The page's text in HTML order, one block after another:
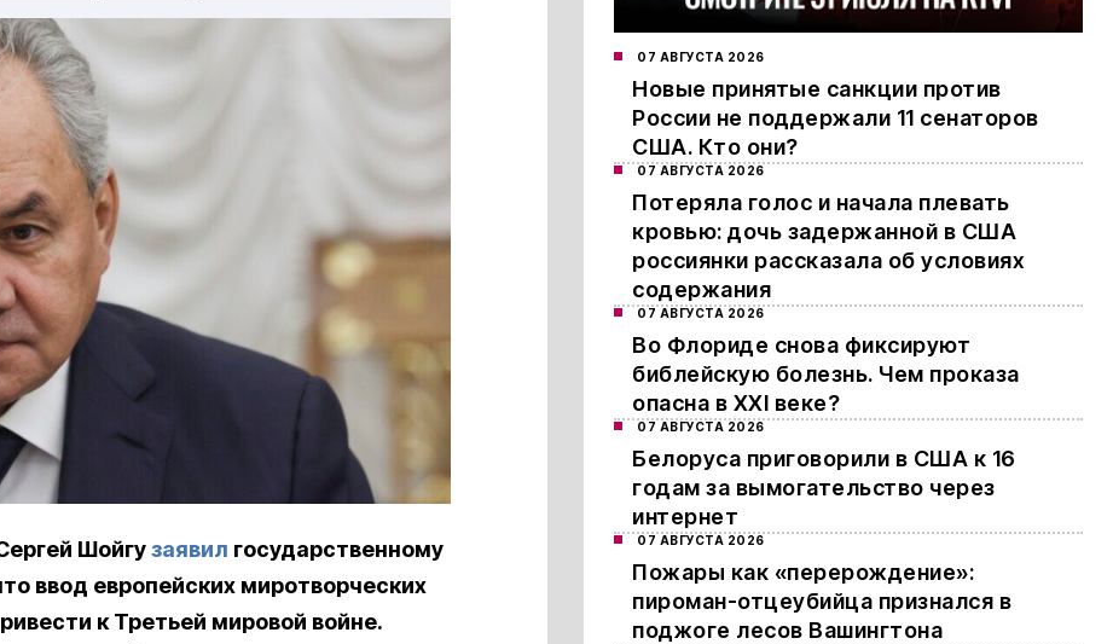
Шойгузаявил государственному
ввод европейских миротворческих
к Третьей мировой войне.
07 АВГУСТА 2026
Новые принятые санкции против
России не поддержали 11 сенаторов
США. Кто они?
07 АВГУСТА 2026
Потеряла голос и начала плевать
кровью: дочь задержанной в США
россиянки рассказала об условиях
содержания
07 АВГУСТА 2026
Во Флориде снова фиксируют
библейскую болезнь. Чем проказа
опасна в XXI веке?
07 АВГУСТА 2026
Белоруса приговорили в США к 16
годам за вымогательство через
интернет
07 АВГУСТА 2026
Пожары как «перерождение»:
пироман-отцеубийца признался в
поджоге лесов Вашингтона